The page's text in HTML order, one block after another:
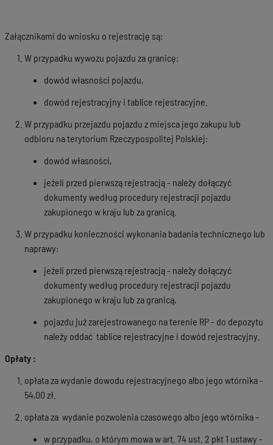
Załącznikami do wniosku o rejestrację są:
W przypadku wywozu pojazdu za granicę:
dowód własności pojazdu,
dowód rejestracyjny i tablice rejestracyjne.
W przypadku przejazdu pojazdu z miejsca jego zakupu lub
odbioru na terytorium Rzeczypospolitej Polskiej:
dowód własności,
jeżeli przed pierwszą rejestracją - należy dołączyć
dokumenty według procedury rejestracji pojazdu
zakupionego w kraju lub za granicą.
W przypadku konieczności wykonania badania technicznego lub
naprawy:
jeżeli przed pierwszą rejestracją - należy dołączyć
dokumenty według procedury rejestracji pojazdu
zakupionego w kraju lub za granicą,
pojazdu już zarejestrowanego na terenie RP - do depozytu
należy oddać tablice rejestracyjne i dowód rejestracyjny.
Opłaty :
opłata za wydanie dowodu rejestracyjnego albo jego wtórnika -
54,00 zł.
opłata za wydanie pozwolenia czasowego albo jego wtórnika –
w przypadku, o którym mowa w art. 74 ust. 2 pkt 1 ustawy -